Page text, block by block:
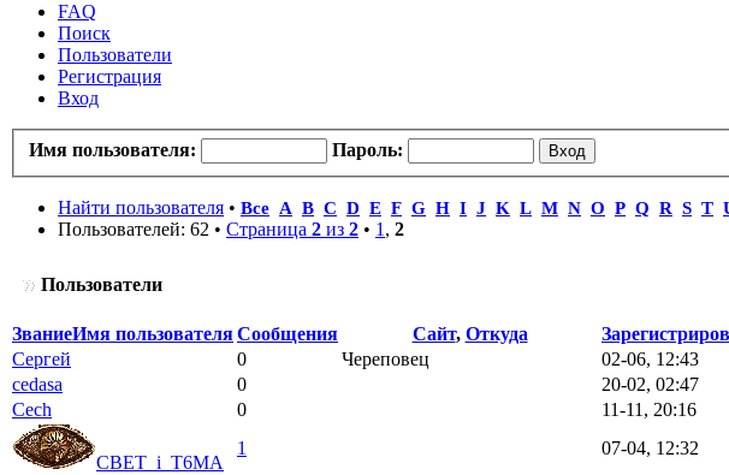
FAQ
Поиск
Пользователи
Регистрация
Вход
Имя пользователя: Пароль:
Найти пользователя • Все A B C D E F G H I J K L M N O P Q R S T
Пользователей: 62 • Страница 2 из 2 • 1 , 2
Пользователи
ЗваниеИмя пользователяСообщения Сайт, Откуда
Сергей
0 Череповец 02-06, 12:43
cedasa
0 20-02, 02:47
Cech
0 11-11, 20:16
CBET_i_T6MA
1 07-04, 12:32